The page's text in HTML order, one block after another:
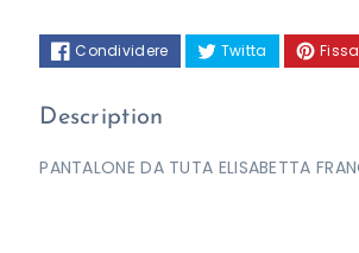
Condividere Twitta
Description
PANTALONE DA TUTA ELISABETTA